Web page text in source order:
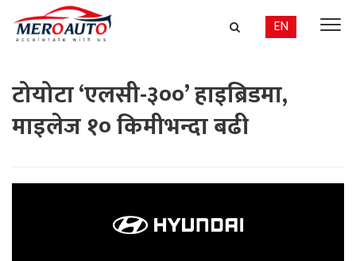
EN
टोयोटा ‘एलसी-३००’ हाइब्रिडमा,
माइलेज १० किमीभन्दा बढी